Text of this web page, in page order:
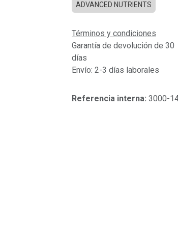
ADVANCED NUTRIENTS
Términos y condiciones
Garantía de devolución de 30
días
Envío: 2-3 días laborales
Referencia interna: 3000-